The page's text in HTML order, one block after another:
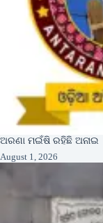
ଅରଣା ମଇଁଷି ରହିଛି ଅନାଇ
August 1, 2026